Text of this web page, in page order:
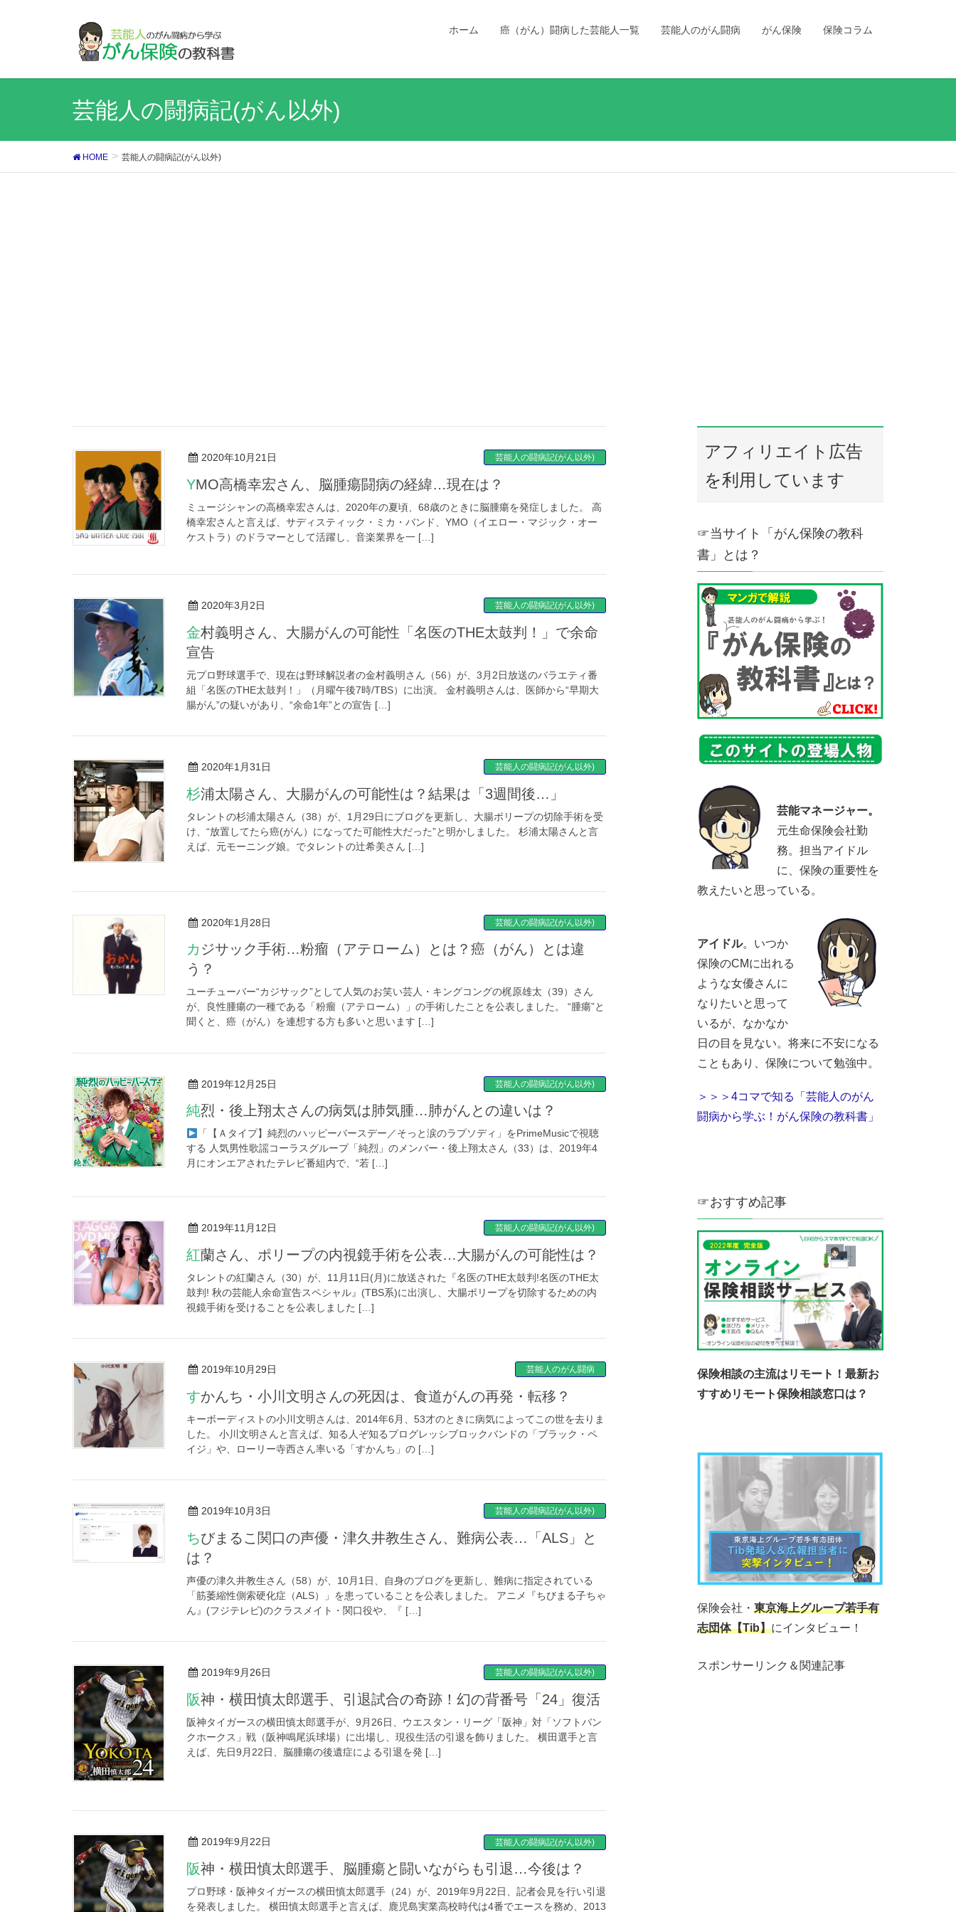
ホーム 癌（がん）闘病した芸能人一覧 芸能人のがん闘病 がん保険 保険コラム
芸能人の闘病記(がん以外)
HOME 芸能人の闘病記(がん以外)
2020年10月21日 芸能人の闘病記(がん以外)
YMO高橋幸宏さん、脳腫瘍闘病の経緯…現在は？
ミュージシャンの高橋幸宏さんは、2020年の夏頃、68歳のときに脳腫瘍を発症しました。 高
橋幸宏さんと言えば、サディスティック・ミカ・バンド、YMO（イエロー・マジック・オー
ケストラ）のドラマーとして活躍し、音楽業界を一 […]
2020年3月2日 芸能人の闘病記(がん以外)
金村義明さん、大腸がんの可能性「名医のTHE太鼓判！」で余命
宣告
元プロ野球選手で、現在は野球解説者の金村義明さん（56）が、3月2日放送のバラエティ番
組「名医のTHE太鼓判！」（月曜午後7時/TBS）に出演。 金村義明さんは、医師から“早期大
腸がん”の疑いがあり、“余命1年”との宣告 […]
2020年1月31日 芸能人の闘病記(がん以外)
杉浦太陽さん、大腸がんの可能性は？結果は「3週間後…」
タレントの杉浦太陽さん（38）が、1月29日にブログを更新し、大腸ポリープの切除手術を受
け、“放置してたら癌(がん）になってた可能性大だった”と明かしました。 杉浦太陽さんと言
えば、元モーニング娘。でタレントの辻希美さん […]
2020年1月28日 芸能人の闘病記(がん以外)
カジサック手術…粉瘤（アテローム）とは？癌（がん）とは違
う？
ユーチューバー“カジサック”として人気のお笑い芸人・キングコングの梶原雄太（39）さん
が、良性腫瘍の一種である「粉瘤（アテローム）」の手術したことを公表しました。 “腫瘍”と
聞くと、癌（がん）を連想する方も多いと思います […]
2019年12月25日 芸能人の闘病記(がん以外)
純烈・後上翔太さんの病気は肺気腫…肺がんとの違いは？
「【Ａタイプ】純烈のハッピーバースデー／そっと涙のラプソディ」をPrimeMusicで視聴
する 人気男性歌謡コーラスグループ「純烈」のメンバー・後上翔太さん（33）は、2019年4
月にオンエアされたテレビ番組内で、“若 […]
2019年11月12日 芸能人の闘病記(がん以外)
紅蘭さん、ポリープの内視鏡手術を公表…大腸がんの可能性は？
タレントの紅蘭さん（30）が、11月11日(月)に放送された『名医のTHE太鼓判!名医のTHE太
鼓判! 秋の芸能人余命宣告スペシャル』(TBS系)に出演し、大腸ポリープを切除するための内
視鏡手術を受けることを公表しました […]
2019年10月29日 芸能人のがん闘病
すかんち・小川文明さんの死因は、食道がんの再発・転移？
キーボーディストの小川文明さんは、2014年6月、53才のときに病気によってこの世を去りま
した。 小川文明さんと言えば、知る人ぞ知るプログレッシブロックバンドの「ブラック・ペ
イジ」や、ローリー寺西さん率いる「すかんち」の […]
2019年10月3日 芸能人の闘病記(がん以外)
ちびまるこ関口の声優・津久井教生さん、難病公表…「ALS」と
は？
声優の津久井教生さん（58）が、10月1日、自身のブログを更新し、難病に指定されている
「筋萎縮性側索硬化症（ALS）」を患っていることを公表しました。 アニメ『ちびまる子ちゃ
ん』(フジテレビ)のクラスメイト・関口役や、『 […]
2019年9月26日 芸能人の闘病記(がん以外)
阪神・横田慎太郎選手、引退試合の奇跡！幻の背番号「24」復活
阪神タイガースの横田慎太郎選手が、9月26日、ウエスタン・リーグ「阪神」対「ソフトバン
クホークス」戦（阪神鳴尾浜球場）に出場し、現役生活の引退を飾りました。 横田選手と言
えば、先日9月22日、脳腫瘍の後遺症による引退を発 […]
2019年9月22日 芸能人の闘病記(がん以外)
阪神・横田慎太郎選手、脳腫瘍と闘いながらも引退…今後は？
プロ野球・阪神タイガースの横田慎太郎選手（24）が、2019年9月22日、記者会見を行い引退
を発表しました。 横田慎太郎選手と言えば、鹿児島実業高校時代は4番でエースを務め、2013
アフィリエイト広告
を利用しています
☞当サイト「がん保険の教科
書」とは？
芸能マネージャー。
元生命保険会社勤
務。担当アイドル
に、保険の重要性を
教えたいと思っている。
アイドル。いつか
保険のCMに出れる
ような女優さんに
なりたいと思って
いるが、なかなか
日の目を見ない。将来に不安になる
こともあり、保険について勉強中。
＞＞＞4コマで知る「芸能人のがん
闘病から学ぶ！がん保険の教科書」
☞おすすめ記事
保険相談の主流はリモート！最新お
すすめリモート保険相談窓口は？
保険会社・ 東京海上グループ若手有
志団体【Tib】にインタビュー！
スポンサーリンク＆関連記事